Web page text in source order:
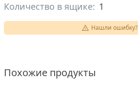
Количество в ящике: 1
Нашли ошибку?
Похожие продукты